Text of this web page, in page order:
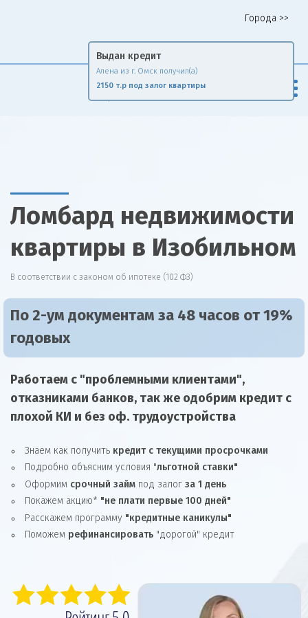
Города >>
FinRise
Ломбард недвижимости
квартиры в Изобильном
В соответствии с законом об ипотеке (102 ФЗ)
По 2-ум документам за 48 часов от 19%
годовых
Работаем с "проблемными клиентами",
отказниками банков, так же одобрим кредит с
плохой КИ и без оф. трудоустройства
Знаем как получить кредит с текущими просрочками
Подробно объясним условия "льготной ставки"
Оформим срочный займ под залог за 1 день
Покажем акцию* "не плати первые 100 дней"
Расскажем программу "кредитные каникулы"
Поможем рефинансировать "дорогой" кредит
Выдан кредит
Алена из г. Омск получил(а)
2150 т.р под залог квартиры